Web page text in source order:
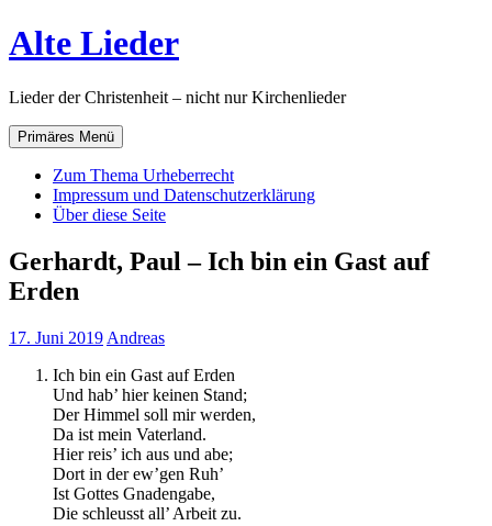
Zum
Inhalt
Alte Lieder
Lieder der Christenheit – nicht nur Kirchenlieder
Primäres Menü
Zum Thema Urheberrecht
Impressum und Datenschutzerklärung
Über diese Seite
Gerhardt, Paul – Ich bin ein Gast auf
Erden
17. Juni 2019 Andreas
Ich bin ein Gast auf Erden
Und hab’ hier keinen Stand;
Der Himmel soll mir werden,
Da ist mein Vaterland.
Hier reis’ ich aus und abe;
Dort in der ew’gen Ruh’
Ist Gottes Gnadengabe,
Die schleusst all’ Arbeit zu.